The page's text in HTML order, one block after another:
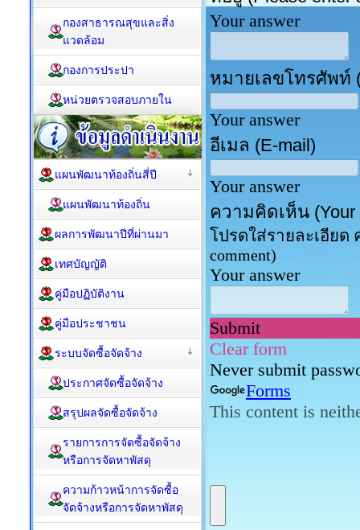
กองสาธารณสุขและสิ่ง
แวดล้อม
กองการประปา
หน่วยตรวจสอบภายใน
แผนพัฒนาท้องถิ่นสี่ปี
แผนพัฒนาท้องถิ่น
ผลการพัฒนาปีที่ผ่านมา
เทศบัญญัติ
คู่มือปฏิบัติงาน
คู่มือประชาชน
ระบบจัดซื้อจัดจ้าง
ประกาศจัดซื้อจัดจ้าง
สรุปผลจัดซื้อจัดจ้าง
รายการการจัดซื้อจัดจ้าง
หรือการจัดหาพัสดุ
ความก้าวหน้าการจัดซื้อ
จัดจ้างหรือการจัดหาพัสดุ